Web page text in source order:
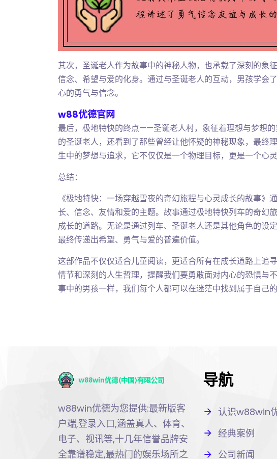
其次，圣诞老人作为故事中的神秘人物，也承载了深刻的象
信念、希望与爱的化身。通过与圣诞老人的互动，男孩学会
心的勇气与信念。
w88优德官网
最后，极地特快的终点——圣诞老人村，象征着理想与梦想
的圣诞老人，还看到了那些曾经让他怀疑的神秘现象，最终
生中的梦想与追求，它不仅仅是一个物理目标，更是一个心灵
总结：
《极地特快：一场穿越雪夜的奇幻旅程与心灵成长的故事》
长、信念、友情和爱的主题。故事通过极地特快列车的奇幻
成长的道路。无论是通过列车、圣诞老人还是其他角色的设
最终传递出希望、勇气与爱的普遍价值。
这部作品不仅仅适合儿童阅读，更适合所有在成长道路上追
情节和深刻的人生哲理，提醒我们要勇敢面对内心的恐惧与
事中的男孩一样，我们每个人都可以在迷茫中找到属于自己的
w88win优德为您提供:最新版客
户端,登录入口,涵盖真人、体育、
电子、视讯等,十几年信誉品牌安
全靠谱稳定,最热门的娱乐场所之
导航
认识w88win
经典案例
公司新闻